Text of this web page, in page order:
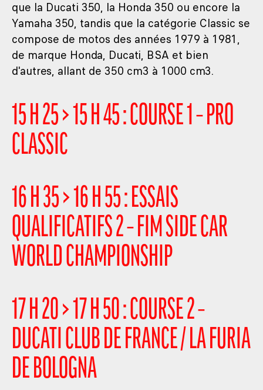
que la Ducati 350, la Honda 350 ou encore la
Yamaha 350, tandis que la catégorie Classic se
compose de motos des années 1979 à 1981,
de marque Honda, Ducati, BSA et bien
d'autres, allant de 350 cm3 à 1000 cm3.
15 H 25 > 15 H 45 : COURSE 1 – PRO
CLASSIC
16 H 35 > 16 H 55 : ESSAIS
QUALIFICATIFS 2 – FIM SIDE CAR
WORLD CHAMPIONSHIP
17 H 20 > 17 H 50 : COURSE 2 –
DUCATI CLUB DE FRANCE / LA FURIA
DE BOLOGNA